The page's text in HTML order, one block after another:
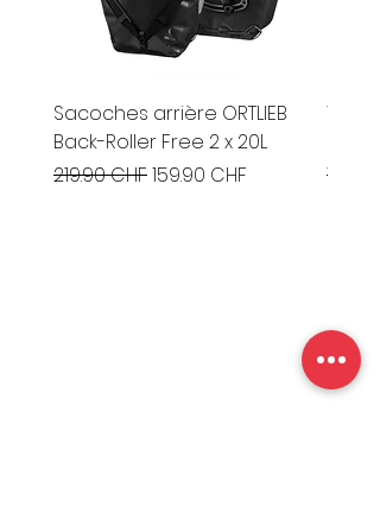
Sacoches arrière ORTLIEB
Back-Roller Free 2 x 20L
Prix original
219.90 CHFPrix promotionnel
159.90 CHF
Vélo
Prix